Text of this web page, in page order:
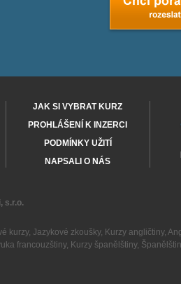
JAK SI VYBRAT KURZ
PROHLÁŠENÍ K INZERCI
PODMÍNKY UŽITÍ
NAPSALI O NÁS
s.r.o.
kurzy, Jazykové zkoušky, Kurzy angličtiny,
francouzštiny, Kurzy španělštiny,